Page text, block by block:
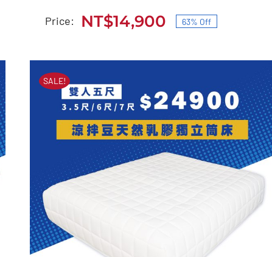
NT$40,000 原
始
價
格：
NT$40,000。
NT$14,900目
前
價
格：
NT$14,900。
Price:
原
始
格：
NT$40,000。
NT$14,900
目
前
格：
NT$14,900。
63% Off
SALE!